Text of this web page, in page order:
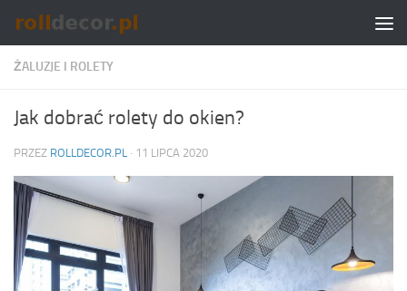
Skip to content
ŻALUZJE I ROLETY
Jak dobrać rolety do okien?
PRZEZ ROLLDECOR.PL · 11 LIPCA 2020